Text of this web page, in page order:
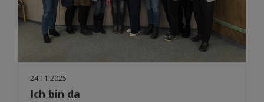
24.11.2025
Ich bin da